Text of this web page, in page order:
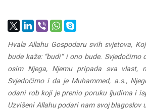
Hvala Allahu Gospodaru svih svjetova,
bude kaže: “budi“ i ono bude.
osim Njega, Njemu pripada sva vlast,
Svjedočimo i da je Muhammed, a.s.,
odani rob koji je prenio poruku ljudima i
Uzvišeni Allahu podari nam svoj blagoslov